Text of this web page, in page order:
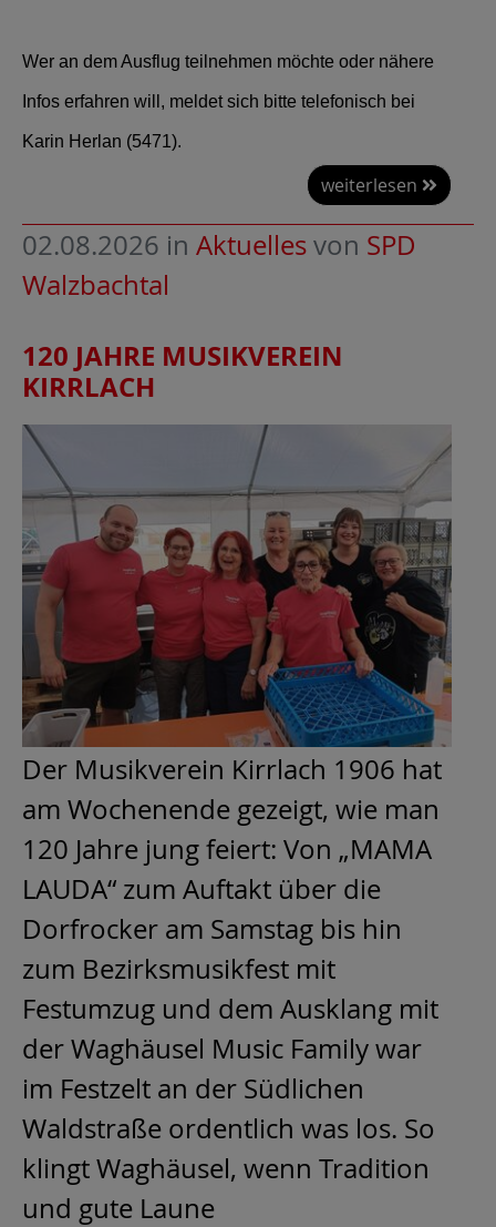
Wer an dem Ausflug teilnehmen möchte oder nähere
Infos erfahren will, meldet sich bitte telefonisch bei
Karin Herlan (5471).
weiterlesen
02.08.2026 in Aktuellesvon SPD
Walzbachtal
120 JAHRE MUSIKVEREIN
KIRRLACH
Der Musikverein Kirrlach 1906 hat
am Wochenende gezeigt, wie man
120 Jahre jung feiert: Von „MAMA
LAUDA“ zum Auftakt über die
Dorfrocker am Samstag bis hin
zum Bezirksmusikfest mit
Festumzug und dem Ausklang mit
der Waghäusel Music Family war
im Festzelt an der Südlichen
Waldstraße ordentlich was los. So
klingt Waghäusel, wenn Tradition
und gute Laune